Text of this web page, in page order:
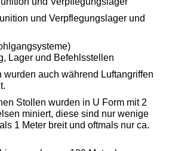
und Verpflegungslager und
Lager und Befehlsstellen
auch während Luftangriffen
Stollen wurden in U Form mit 2
miniert, diese sind nur wenige
1 Meter breit und oftmals nur ca.